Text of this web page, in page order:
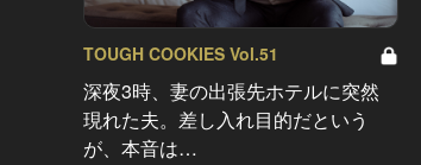
TOUGH COOKIES Vol.51
深夜3時、妻の出張先ホテルに突然
現れた夫。差し入れ目的だという
が、本音は…